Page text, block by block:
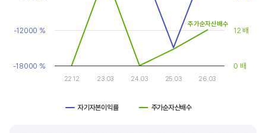
자기자본이익률 주가순자산배수
22.12 23.03 24.03 25.03 26.03
-18000 %
-12000 %
0 배
12 배
주가순자산배수